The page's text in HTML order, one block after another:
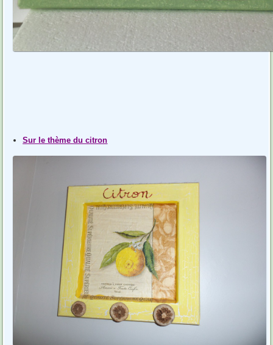
Sur le thème du citron